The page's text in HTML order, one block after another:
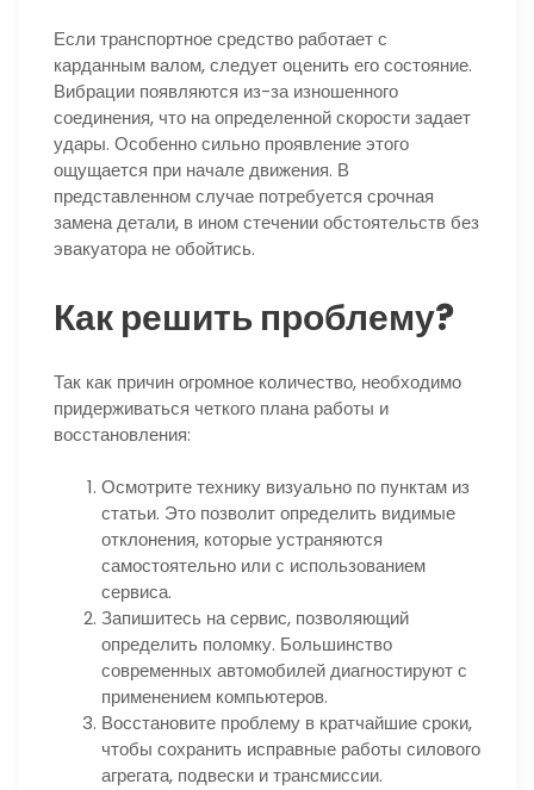
Если транспортное средство работает с
карданным валом, следует оценить его состояние.
Вибрации появляются из-за изношенного
соединения, что на определенной скорости задает
удары. Особенно сильно проявление этого
ощущается при начале движения. В
представленном случае потребуется срочная
замена детали, в ином стечении обстоятельств без
эвакуатора не обойтись.
Как решить проблему?
Так как причин огромное количество, необходимо
придерживаться четкого плана работы и
восстановления:
Осмотрите технику визуально по пунктам из
статьи. Это позволит определить видимые
отклонения, которые устраняются
самостоятельно или с использованием
сервиса.
Запишитесь на сервис, позволяющий
определить поломку. Большинство
современных автомобилей диагностируют с
применением компьютеров.
Восстановите проблему в кратчайшие сроки,
чтобы сохранить исправные работы силового
агрегата, подвески и трансмиссии.